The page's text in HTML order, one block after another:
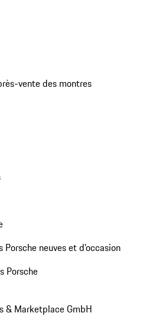
vente des montres
Porsche neuves et d'occasion
Porsche
& Marketplace GmbH